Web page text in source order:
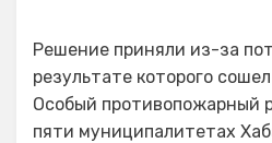
Решение приняли из-за
результате которого
Особый противопожарный
пяти муниципалитетах